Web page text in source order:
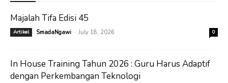
Majalah Tifa Edisi 45
Artikel SmadaNgawi - July 18, 2026 0
In House Training Tahun 2026 : Guru Harus Adaptif
dengan Perkembangan Teknologi